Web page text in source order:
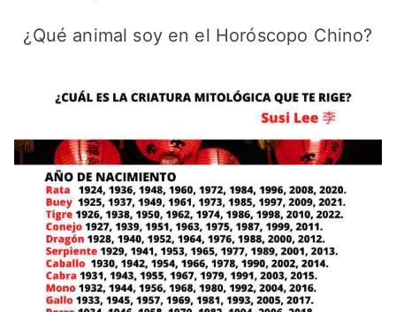
¿Qué animal soy en el Horóscopo Chino?